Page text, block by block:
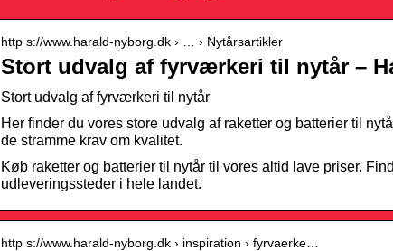
http s://www.harald-nyborg.dk › … › Nytårsartikler
Stort udvalg af fyrværkeri til nytår –
Stort udvalg af fyrværkeri til nytår
Her finder du vores store udvalg af raketter og batterier til
de stramme krav om kvalitet.
Køb raketter og batterier til nytår til vores altid lave priser.
udleveringssteder i hele landet.
http s://www.harald-nyborg.dk › inspiration › fyrvaerke…